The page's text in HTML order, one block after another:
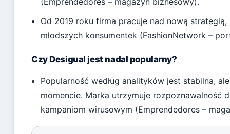
Od 2019 roku firma pracuje nad nową
młodszych konsumentek (FashionNetwork –
Czy Desigual jest nadal popularny?
Popularność według analityków jest stabilna,
momencie. Marka utrzymuje rozpoznawalność
kampaniom wirusowym (Emprendedores –